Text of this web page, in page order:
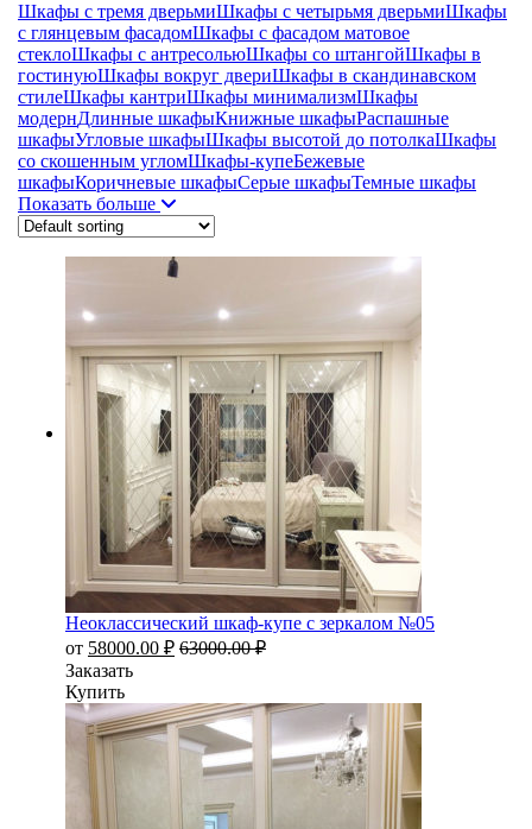
Шкафы с тремя дверьмиШкафы с четырьмя дверьмиШкафы
с глянцевым фасадомШкафы с фасадом матовое
стеклоШкафы с антресольюШкафы со штангойШкафы в
гостинуюШкафы вокруг двериШкафы в скандинавском
стилеШкафы кантриШкафы минимализмШкафы
модернДлинные шкафыКнижные шкафыРаспашные
шкафыУгловые шкафыШкафы высотой до потолкаШкафы
со скошенным угломШкафы-купеБежевые
шкафыКоричневые шкафыСерые шкафыТемные шкафы
Показать больше
Неоклассический шкаф-купе с зеркалом №05
от 58000.00 ₽ 63000.00₽
Заказать
Купить